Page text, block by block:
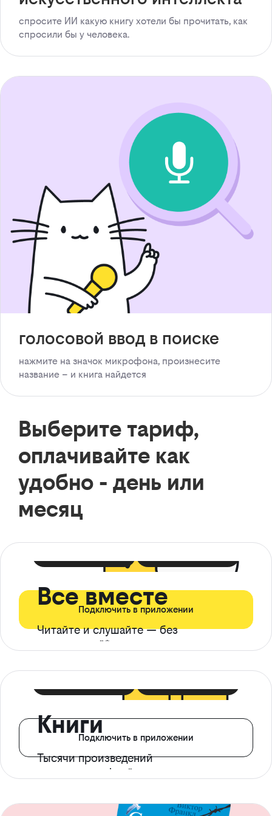
спросите ИИ какую книгу хотели бы прочитать, как
спросили бы у человека.
голосовой ввод в поиске
нажмите на значок микрофона, произнесите
название – и книга найдется
Выберите тариф,
оплачивайте как
удобно - день или
месяц
Все вместе
Читайте и слушайте — без
ограничений*
Подключить в приложении
Книги
Тысячи произведений
с доступом офлайн
Подключить в приложении